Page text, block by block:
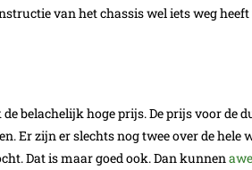
van het chassis wel iets weg
belachelijk hoge prijs. De prijs voor de
Er zijn er slechts nog twee over de hele
Dat is maar goed ook. Dan kunnen